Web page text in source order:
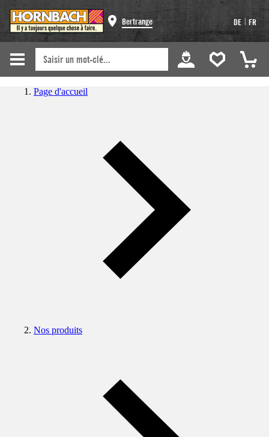
Bertrange DE | FR
Page d'accueil
Nos produits